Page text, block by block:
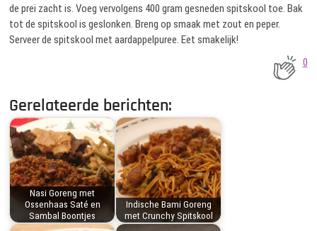
de prei zacht is. Voeg vervolgens 400 gram gesneden spitskool toe. Bak
tot de spitskool is geslonken. Breng op smaak met zout en peper.
Serveer de spitskool met aardappelpuree. Eet smakelijk!
0
Gerelateerde berichten:
Nasi Goreng met
Ossenhaas Saté en
Sambal Boontjes
Indische Bami Goreng
met Crunchy Spitskool